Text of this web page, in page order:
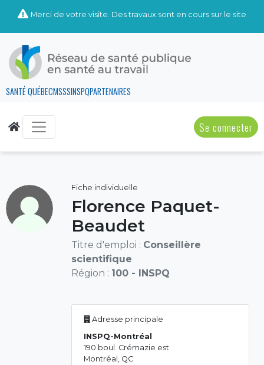
Merci de votre visite. Des travaux sont en cours sur le site
SANTÉ QUÉBECMSSSINSPQPARTENAIRES
Se connecter
Fiche individuelle
Florence Paquet-
Beaudet
Titre d'emploi : Conseillère
scientifique
Région : 100 - INSPQ
Adresse principale
INSPQ-Montréal
190 boul. Crémazie est
Montréal, QC